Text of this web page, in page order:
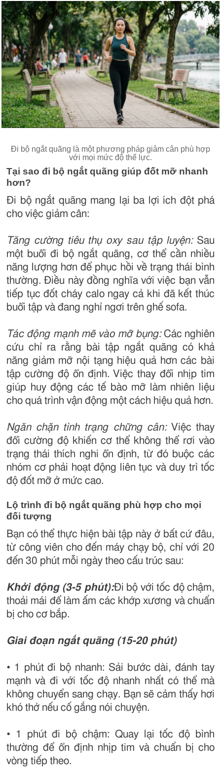
Đi bộ ngắt quãng là một phương pháp giảm cân phù hợp
với mọi mức độ thể lực.
Tại sao đi bộ ngắt quãng giúp đốt mỡ nhanh
hơn?
Đi bộ ngắt quãng mang lại ba lợi ích đột phá
cho việc giảm cân:
Tăng cường tiêu thụ oxy sau tập luyện:Sau
một buổi đi bộ ngắt quãng, cơ thể cần nhiều
năng lượng hơn để phục hồi về trạng thái bình
thường. Điều này đồng nghĩa với việc bạn vẫn
tiếp tục đốt cháy calo ngay cả khi đã kết thúc
buổi tập và đang nghỉ ngơi trên ghế sofa.
Tác động mạnh mẽ vào mỡ bụng:Các nghiên
cứu chỉ ra rằng bài tập ngắt quãng có khả
năng giảm mỡ nội tạng hiệu quả hơn các bài
tập cường độ ổn định. Việc thay đổi nhịp tim
giúp huy động các tế bào mỡ làm nhiên liệu
cho quá trình vận động một cách hiệu quả hơn.
Ngăn chặn tình trạng chững cân:Việc thay
đổi cường độ khiến cơ thể không thể rơi vào
trạng thái thích nghi ổn định, từ đó buộc các
nhóm cơ phải hoạt động liên tục và duy trì tốc
độ đốt mỡ ở mức cao.
Lộ trình đi bộ ngắt quãng phù hợp cho mọi
đối tượng
Bạn có thể thực hiện bài tập này ở bất cứ đâu,
từ công viên cho đến máy chạy bộ, chỉ với 20
đến 30 phút mỗi ngày theo cấu trúc sau:
Khởi động (3-5 phút):Đi bộ với tốc độ chậm,
thoải mái để làm ấm các khớp xương và chuẩn
bị cho cơ bắp.
Giai đoạn ngắt quãng (15-20 phút)
• 1 phút đi bộ nhanh: Sải bước dài, đánh tay
mạnh và đi với tốc độ nhanh nhất có thể mà
không chuyển sang chạy. Bạn sẽ cảm thấy hơi
khó thở nếu cố gắng nói chuyện.
• 1 phút đi bộ chậm: Quay lại tốc độ bình
thường để ổn định nhịp tim và chuẩn bị cho
vòng tiếp theo.